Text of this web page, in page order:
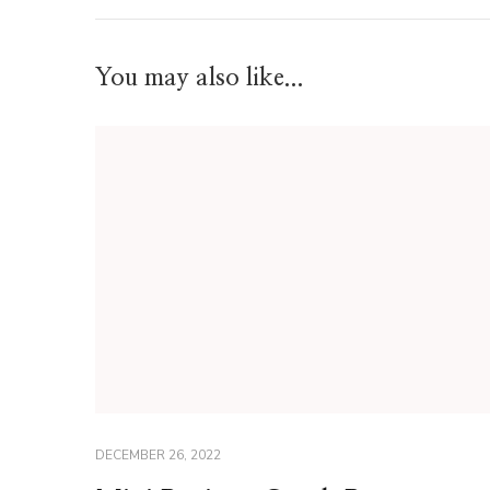
You may also like...
DECEMBER 26, 2022